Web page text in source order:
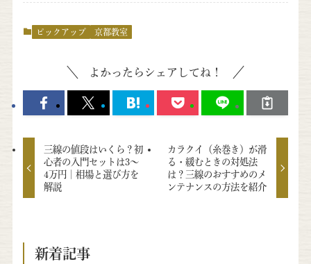
ピックアップ 京都教室
よかったらシェアしてね！
三線の値段はいくら？初
心者の入門セットは3〜
4万円｜相場と選び方を
解説
カラクイ（糸巻き）が滑
る・緩むときの対処法
は？三線のおすすめのメ
ンテナンスの方法を紹介
新着記事